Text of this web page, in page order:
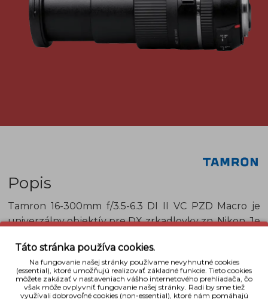
Popis
Tamron 16-300mm f/3.5-6.3 DI II VC PZD Macro je
univerzálny objektív pre DX zrkadlovky zn. Nikon. Je
využijete veľký rozsah zoomu.
priamneuveriteľneširoký optickýrozsah
16 -
300mma tiež makro režim. Ponúkne Vám vysokú
odolnosť voči vode a je možné s ním fotografovať aj
Táto stránka používa cookies.
Na fungovanie našej stránky používame nevyhnutné cookies
(essential), ktoré umožňujú realizovať základné funkcie. Tieto cookies
môžete zakázať v nastaveniach vášho internetového prehliadača, čo
však môže ovplyvniť fungovanie našej stránky. Radi by sme tiež
využívali dobrovoľné cookies (non-essential), ktoré nám pomáhajú